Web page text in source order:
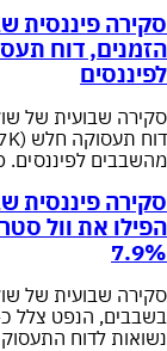
לפיננסים
סקירה שבועית של
מהשבבים לפיננסים.
7.9%
סקירה שבועית של
נשואות לדוח